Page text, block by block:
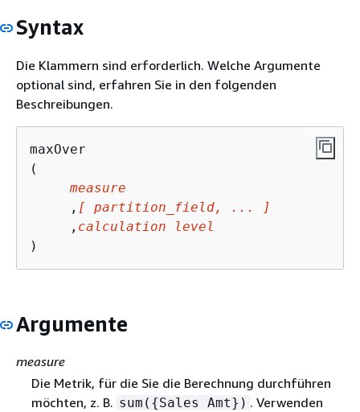
Syntax
Die Klammern sind erforderlich. Welche Argumente
optional sind, erfahren Sie in den folgenden
Beschreibungen.
maxOver
(
measure
     ,
[ partition_field, ... ]
     ,
calculation level
)
Argumente
measure
Die Metrik, für die Sie die Berechnung durchführen
möchten, z. B. sum( {Sales Amt}) . Verwenden